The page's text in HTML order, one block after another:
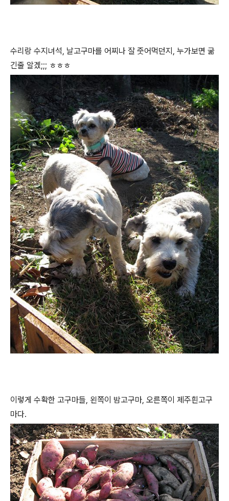
수리랑 수지녀석, 날고구마를 어찌나 잘 줏어먹던지, 누가보면 굶
긴줄 알겠;;; ㅎㅎㅎ
이렇게 수확한 고구마들, 왼쪽이 밤고구마, 오른쪽이 제주흰고구
마다.